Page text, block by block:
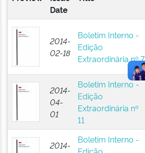
Date
2014-
02-18
Boletim Interno -
Edição
Extraordinária nº 7
2014-
04-
01
Boletim Interno -
Edição
Extraordinária nº
11
2014-
Boletim Interno -